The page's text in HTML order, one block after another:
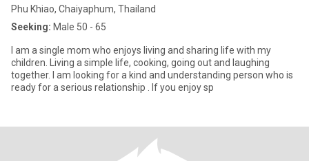
Phu Khiao, Chaiyaphum, Thailand
Seeking: Male 50 - 65
I am a single mom who enjoys living and sharing life with my
children. Living a simple life, cooking, going out and laughing
together. I am looking for a kind and understanding person who is
ready for a serious relationship . If you enjoy sp